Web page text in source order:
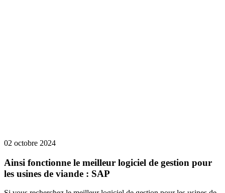
02 octobre 2024
Ainsi fonctionne le meilleur logiciel de gestion pour
les usines de viande : SAP